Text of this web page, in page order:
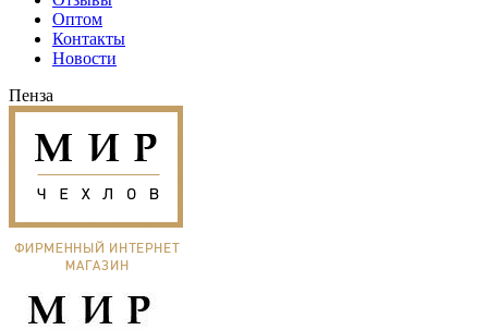
Оптом
Контакты
Новости
Пенза